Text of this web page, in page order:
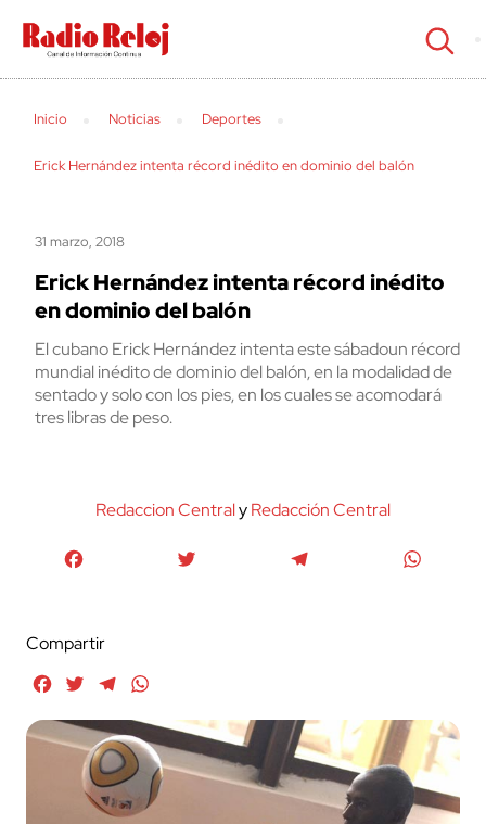
cerrar
Inicio Noticias Deportes
Erick Hernández intenta récord inédito en dominio del balón
31 marzo, 2018
Erick Hernández intenta récord inédito
en dominio del balón
El cubano Erick Hernández intenta este sábadoun récord
mundial inédito de dominio del balón, en la modalidad de
sentado y solo con los pies, en los cuales se acomodará
tres libras de peso.
Redaccion CentralyRedacción Central
Compartir
FacebookTwitterTelegram